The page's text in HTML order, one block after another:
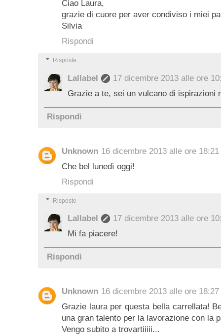
Ciao Laura,
grazie di cuore per aver condiviso i miei
Silvia
Rispondi
Risposte
Lallabel
17 dicembre 2013 alle ore
Grazie a te, sei un vulcano di ispirazioni
Rispondi
Unknown 16 dicembre 2013 alle ore 18:21
Che bel lunedì oggi!
Rispondi
Risposte
Lallabel
17 dicembre 2013 alle ore
Mi fa piacere!
Rispondi
Unknown 16 dicembre 2013 alle ore 18:27
Grazie laura per questa bella carrellata!
una gran talento per la lavorazione con la
Vengo subito a trovartiiiii...